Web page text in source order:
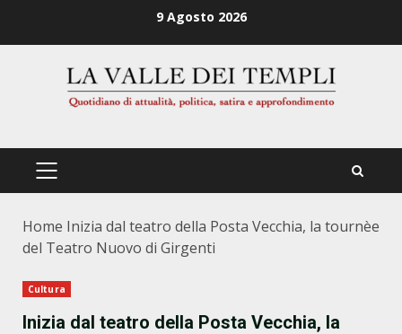
9 Agosto 2026
PRIMÄRES
Home Inizia dal teatro della Posta Vecchia, la tournèe
del Teatro Nuovo di Girgenti
Cultura
Inizia dal teatro della Posta Vecchia, la